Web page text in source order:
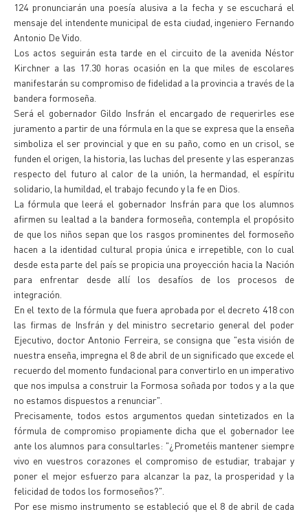
124 pronunciarán una poesía alusiva a la fecha y se escuchará el
mensaje del intendente municipal de esta ciudad, ingeniero Fernando
Antonio De Vido.
Los actos seguirán esta tarde en el circuito de la avenida Néstor
Kirchner a las 17.30 horas ocasión en la que miles de escolares
manifestarán su compromiso de fidelidad a la provincia a través de la
bandera formoseña.
Será el gobernador Gildo Insfrán el encargado de requerirles ese
juramento a partir de una fórmula en la que se expresa que la enseña
simboliza el ser provincial y que en su paño, como en un crisol, se
funden el origen, la historia, las luchas del presente y las esperanzas
respecto del futuro al calor de la unión, la hermandad, el espíritu
solidario, la humildad, el trabajo fecundo y la fe en Dios.
La fórmula que leerá el gobernador Insfrán para que los alumnos
afirmen su lealtad a la bandera formoseña, contempla el propósito
de que los niños sepan que los rasgos prominentes del formoseño
hacen a la identidad cultural propia única e irrepetible, con lo cual
desde esta parte del país se propicia una proyección hacia la Nación
para enfrentar desde allí los desafíos de los procesos de
integración.
En el texto de la fórmula que fuera aprobada por el decreto 418 con
las firmas de Insfrán y del ministro secretario general del poder
Ejecutivo, doctor Antonio Ferreira, se consigna que "esta visión de
nuestra enseña, impregna el 8 de abril de un significado que excede el
recuerdo del momento fundacional para convertirlo en un imperativo
que nos impulsa a construir la Formosa soñada por todos y a la que
no estamos dispuestos a renunciar".
Precisamente, todos estos argumentos quedan sintetizados en la
fórmula de compromiso propiamente dicha que el gobernador lee
ante los alumnos para consultarles: "¿Prometéis mantener siempre
vivo en vuestros corazones el compromiso de estudiar, trabajar y
poner el mejor esfuerzo para alcanzar la paz, la prosperidad y la
felicidad de todos los formoseños?".
Por ese mismo instrumento se estableció que el 8 de abril de cada